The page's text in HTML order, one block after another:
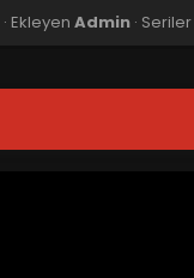
· Ekleyen Admin · Seriler